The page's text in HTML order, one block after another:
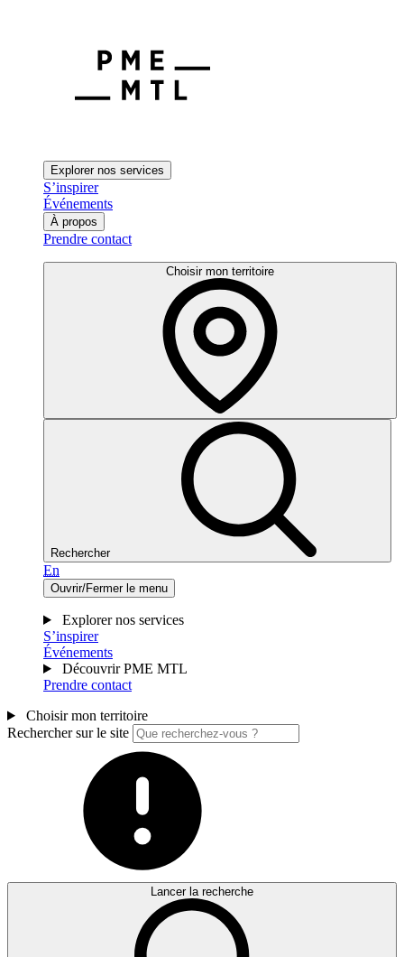
Explorer nos services
S’inspirer
Événements
À propos
Prendre contact
Choisir mon territoire
Rechercher
En
Ouvrir/Fermer le menu
Explorer nos services
S’inspirer
Événements
Découvrir PME MTL
Prendre contact
Choisir mon territoire
Rechercher sur le site
Lancer la recherche